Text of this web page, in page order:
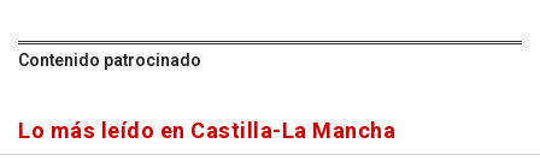
Contenido patrocinado
Lo más leído en Castilla-La Mancha